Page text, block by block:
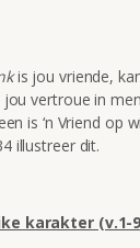
is jou vriende,
vertroue in
is ‘n Vriend op
illustreer dit.
karakter (v.1-